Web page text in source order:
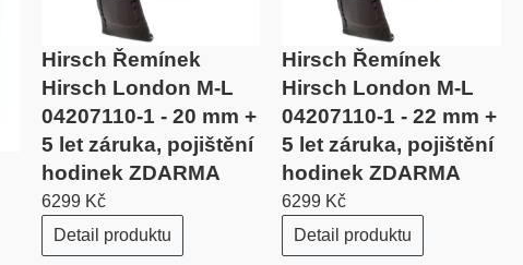
Hirsch Řemínek
Hirsch London M-L
04207110-1 - 20 mm +
5 let záruka, pojištění
hodinek ZDARMA
6299 Kč
Detail produktu
Hirsch Řemínek
Hirsch London M-L
04207110-1 - 22 mm +
5 let záruka, pojištění
hodinek ZDARMA
6299 Kč
Detail produktu